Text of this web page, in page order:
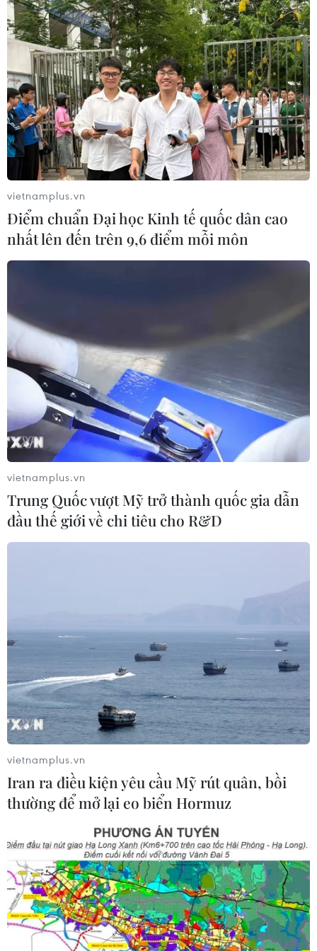
vietnamplus.vn
Điểm chuẩn Đại học Kinh tế quốc dân cao
nhất lên đến trên 9,6 điểm mỗi môn
vietnamplus.vn
Trung Quốc vượt Mỹ trở thành quốc gia dẫn
đầu thế giới về chi tiêu cho R&D
vietnamplus.vn
Iran ra điều kiện yêu cầu Mỹ rút quân, bồi
thường để mở lại eo biển Hormuz